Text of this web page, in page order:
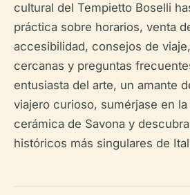
cultural del Tempietto Boselli
práctica sobre horarios, venta
accesibilidad, consejos de
cercanas y preguntas
entusiasta del arte, un amante
viajero curioso, sumérjase en
cerámica de Savona y
históricos más singulares de